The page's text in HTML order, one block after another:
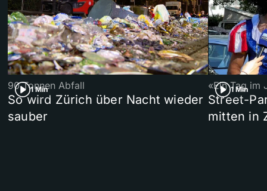
1 Min
90 Tonnen Abfall
So wird Zürich über Nacht wieder
sauber
1 Min
«Ein Tag im
Street-
mitten in